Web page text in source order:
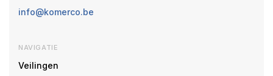
info@komerco.be
NAVIGATIE
Veilingen